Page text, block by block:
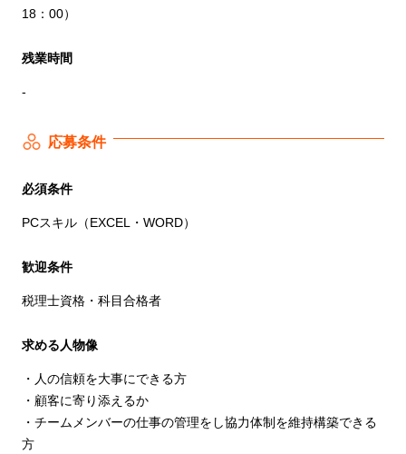
18：00）
残業時間
-
応募条件
必須条件
PCスキル（EXCEL・WORD）
歓迎条件
税理士資格・科目合格者
求める人物像
・人の信頼を大事にできる方
・顧客に寄り添えるか
・チームメンバーの仕事の管理をし協力体制を維持構築できる
方